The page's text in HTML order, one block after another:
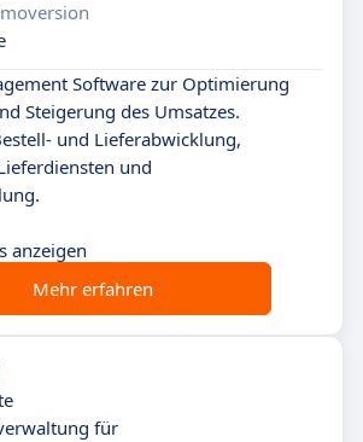
Software zur Optimierung
Steigerung des Umsatzes.
und Lieferabwicklung,
und
anzeigen
Mehr erfahren
für